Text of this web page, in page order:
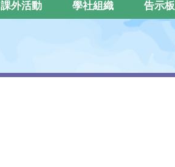
課外活動 學社組織 告示板